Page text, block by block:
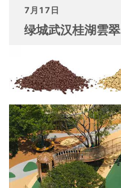
7月17日
绿城武汉桂湖雲翠